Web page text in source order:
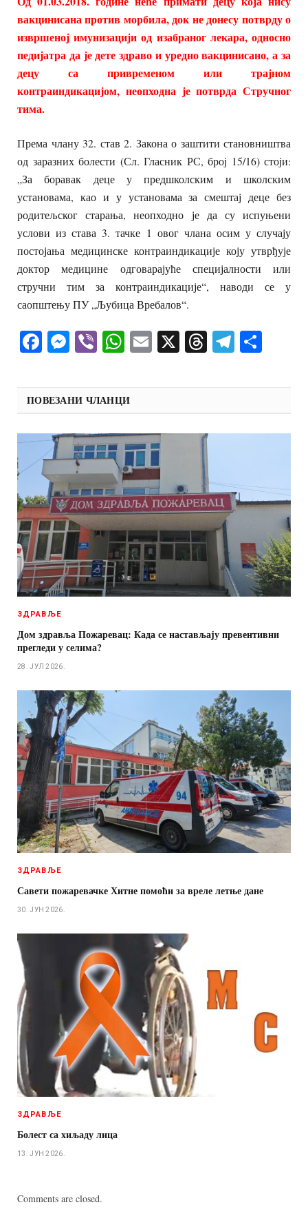
вакцинисана против морбила, док не донесу потврду о
извршеној имунизацији од изабраног лекара, односно
педијатра да је дете здраво и уредно вакцинисано, а за
децу са привременом или трајном
контраиндикацијом, неопходна је потврда Стручног
тима.
Према члану 32. став 2. Закона о заштити становништва
од заразних болести (Сл. Гласник РС, број 15/16) стоји:
„За боравак деце у предшколским и школским
установама, као и у установама за смештај деце без
родитељског старања, неопходно је да су испуњени
услови из става 3. тачке 1 овог члана осим у случају
постојања медицинске контраиндикације коју утврђује
доктор медицине одговарајуће специјалности или
стручни тим за контраиндикације“, наводи се у
саопштењу ПУ „Љубица Вребалов“.
Facebook
Messenger
ViberWhatsApp
Email
X Threads
ПОВЕЗАНИ ЧЛАНЦИ
ЗДРАВЉЕ
Дом здравља Пожаревац: Када се настављају превентивни
прегледи у селима?
28. ЈУЛ 2026.
ЗДРАВЉЕ
Савети пожаревачке Хитне помоћи за вреле летње дане
30. ЈУН 2026.
ЗДРАВЉЕ
Болест са хиљаду лица
13. ЈУН 2026.
Comments are closed.